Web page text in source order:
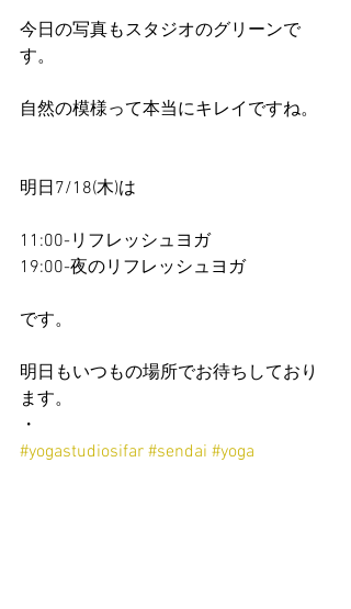
今日の写真もスタジオのグリーンで
す。
自然の模様って本当にキレイですね。
明日7/18(木)は
11:00-リフレッシュヨガ
19:00-夜のリフレッシュヨガ
です。
明日もいつもの場所でお待ちしており
ます。
・
#yogastudiosifar #sendai #yoga